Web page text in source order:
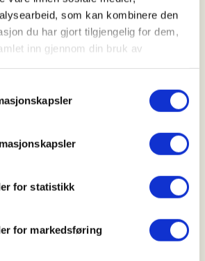
som kan kombinere den
du har gjort tilgjengelig for dem,
inn gjennom din bruk av
for statistikk
for markedsføring